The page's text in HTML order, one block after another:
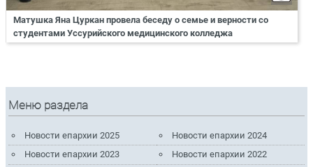
Матушка Яна Цуркан провела беседу о семье и верности со
студентами Уссурийского медицинского колледжа
Меню раздела
Новости епархии 2025
Новости епархии 2024
Новости епархии 2023
Новости епархии 2022